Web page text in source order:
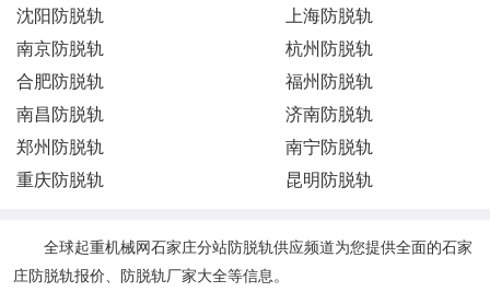
沈阳防脱轨
上海防脱轨
南京防脱轨
杭州防脱轨
合肥防脱轨
福州防脱轨
南昌防脱轨
济南防脱轨
郑州防脱轨
南宁防脱轨
重庆防脱轨
昆明防脱轨
全球起重机械网石家庄分站防脱轨供应频道为您提供全面的石家
庄防脱轨报价、防脱轨厂家大全等信息。